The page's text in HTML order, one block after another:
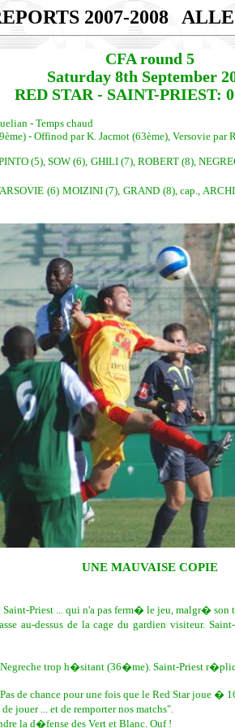
2007-2008
CFA round 5
Saturday 8th September
RED STAR - SAINT-PRIEST:
- Temps chaud
- Offinod par K. Jacmot (63ème), Versovie
(5), SOW (6), GHILI (7), ROBERT (8),
(6) MOIZINI (7), GRAND (8), cap.,
UNE MAUVAISE COPIE
Priest ... qui n'a pas ferm� le jeu, malgr� son
au-dessus de la cage du gardien visiteur.
trop h�sitant (36�me). Saint-Priest
chance pour une fois que le Red Star joue �
jouer ... et de remporter nos matchs".
la d�fense des Vert et Blanc. Ouf !